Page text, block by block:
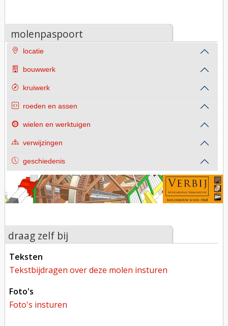
molenpaspoort
locatie
bouwwerk
kruiwerk
roeden en assen
wielen en werktuigen
verwijzingen
geschiedenis
draag zelf bij
teksten
tekstbijdragen over deze molen insturen
foto's
foto's insturen